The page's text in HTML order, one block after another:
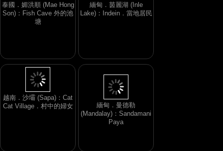
泰國．媚洪順 (Mae Hong
Son)：Fish Cave 外的池
塘
緬甸．茵麗湖 (Inle
Lake)：Indein．當地居民
越南．沙壩 (Sapa)：Cat
Cat Village．村中的婦女
緬甸．曼德勒
(Mandalay)：Sandamani
Paya